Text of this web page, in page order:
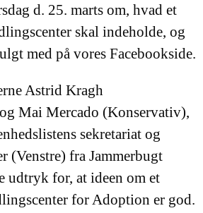
d. 25. marts om, hvad et
skal indeholde, og
med på vores Facebookside.
Astrid Kragh
Mai Mercado (Konservativ),
sekretariat og
(Venstre) fra Jammerbugt
udtryk for, at ideen om et
for Adoption er god.